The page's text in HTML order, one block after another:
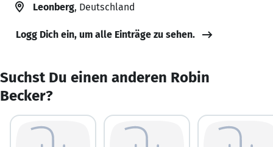
Leonberg, Deutschland
Logg Dich ein, um alle Einträge zu sehen.
Suchst Du einen anderen Robin
Becker?